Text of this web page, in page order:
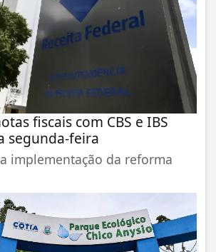
fiscais com CBS e IBS
segunda-feira
implementação da reforma